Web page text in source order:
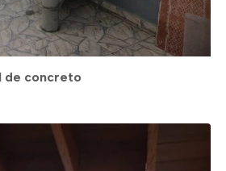
de concreto